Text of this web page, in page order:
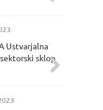
Ustvarjalna
sklop